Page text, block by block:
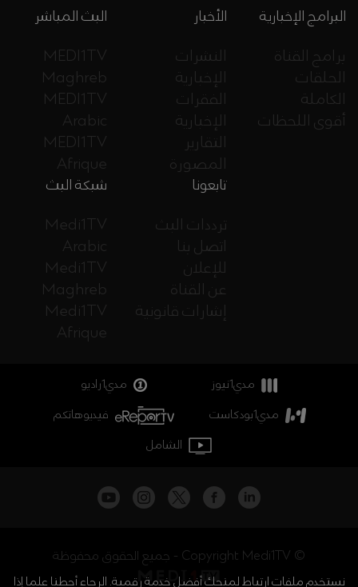
البث المباشر
MEDI1TV
Maghreb
MEDI1TV
Arabic
MEDI1TV
Afrique
الأخبار
النشرات
الإخبارية
الفقرات
الإخبارية
التقارير
المصورة
البرامج الإخبارية
برامج القناة
الحلقات
الكاملة
أقوى اللحظات
شبكة البث
Medi1TV
Arabic
Medi1TV
Maghreb
Medi1TV
Afrique
تابعونا
ترددات البث
اتصل بنا
للإعلان
عن القناة
إشارات قانونية
مدي1نيوز
مدي1راديو
مدي1بودكاست
فيديوهاتكم
الشامل
جميع الحقوق محفوظة - Copyright Medi1TV ©
نستخدم ملفات ارتباط لمنحك أفضل خدمة رقمية. الرجاء أحطنا علما إذا